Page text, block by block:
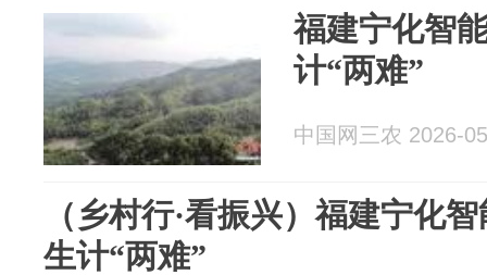
福建宁化智
计“两难”
中国网三农 2026-
（乡村行·看振兴）福建宁化
生计“两难”